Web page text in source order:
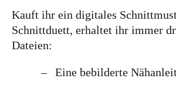
Kauft ihr ein digitales
Schnittduett, erhaltet ihr immer
Dateien:
Eine bebilderte